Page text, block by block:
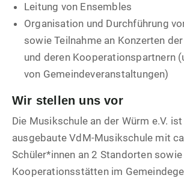
Leitung von Ensembles
Organisation und Durchführung
sowie Teilnahme an Konzerten
und deren Kooperationspartnern
von Gemeindeveranstaltungen)
Wir stellen uns vor
Die Musikschule an der Würm e.V. ist
ausgebaute VdM-Musikschule mit
Schüler*innen an 2 Standorten sowie
Kooperationsstätten im